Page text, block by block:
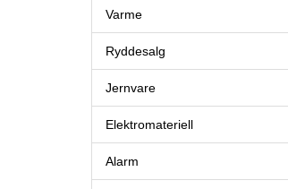
Varme
Ryddesalg
Jernvare
Elektromateriell
Alarm